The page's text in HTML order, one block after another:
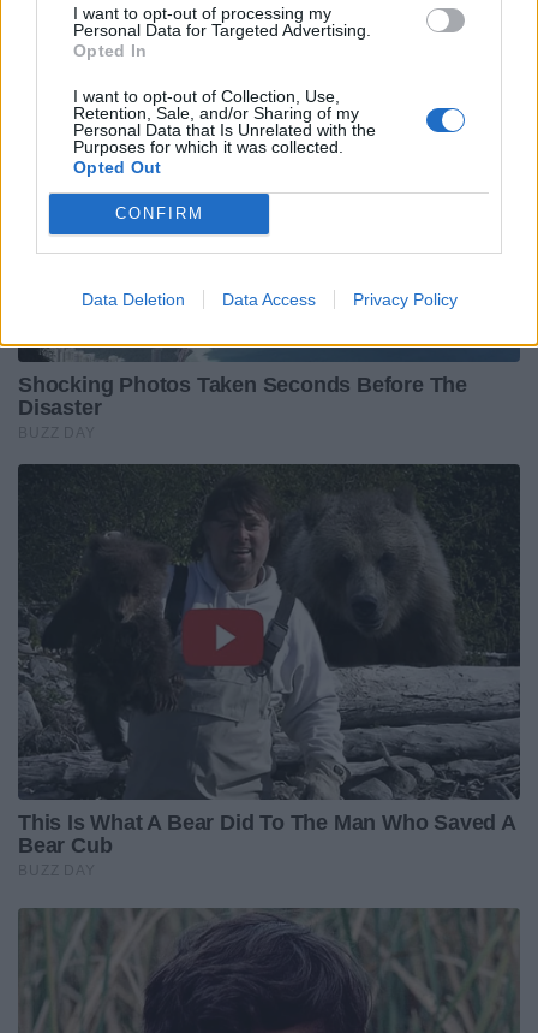
I want to opt-out of processing my
Personal Data for Targeted Advertising.
Opted In
I want to opt-out of Collection, Use,
Retention, Sale, and/or Sharing of my
Personal Data that Is Unrelated with the
Purposes for which it was collected.
Opted Out
CONFIRM
Data Deletion Data Access Privacy Policy